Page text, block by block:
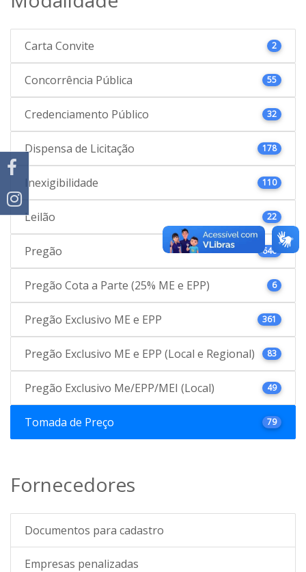
Carta Convite 2
Concorrência Pública 55
Credenciamento Público 32
Dispensa de Licitação 178
Inexigibilidade 110
Leilão 22
Pregão 646
Pregão Cota a Parte (25% ME e EPP) 6
Pregão Exclusivo ME e EPP 361
Pregão Exclusivo ME e EPP (Local e Regional) 83
Pregão Exclusivo Me/EPP/MEI (Local) 49
Tomada de Preço 79
Fornecedores
Documentos para cadastro
Empresas penalizadas